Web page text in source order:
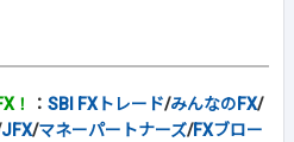
！ ： SBI FXトレード/みんなのFX/
JFX/マネーパートナーズ/FXブロー